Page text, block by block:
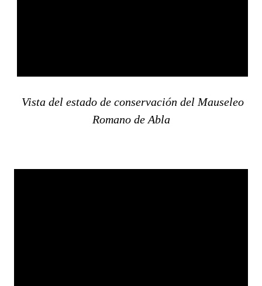
Vista del estado de conservación del Mauseleo
Romano de Abla